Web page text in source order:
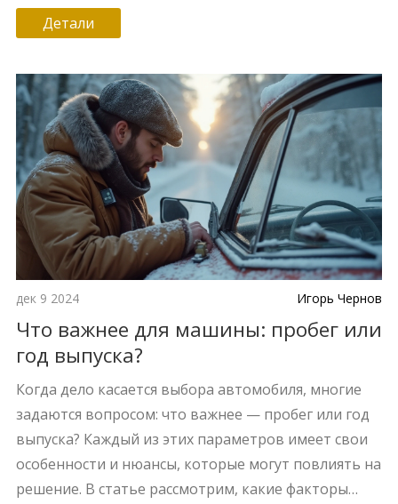
необходимости замены ремня, и какие факторы
влияют на срок его службы. Также рассмотрим, чем
поломок двигателя.
Детали
дек 9 2024 Игорь Чернов
Что важнее для машины: пробег или
год выпуска?
Когда дело касается выбора автомобиля, многие
задаются вопросом: что важнее — пробег или год
выпуска? Каждый из этих параметров имеет свои
особенности и нюансы, которые могут повлиять на
решение. В статье рассмотрим, какие факторы